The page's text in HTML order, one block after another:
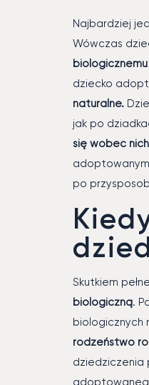
Najbardziej
Wówczas
dziecko
naturalne.
jak po
się wobec
po
Skutkiem
biologiczną.
biologicznych
rodzeństwo
dziedziczenia